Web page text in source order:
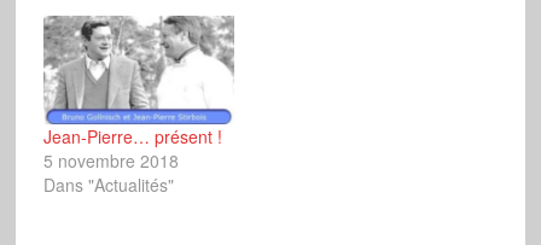
Jean-Pierre… présent !
5 novembre 2018
Dans "Actualités"